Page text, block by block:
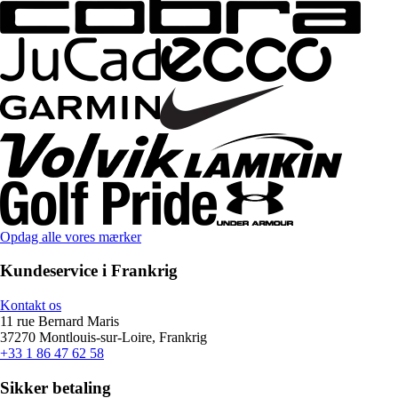
Opdag alle vores mærker
Kundeservice i Frankrig
Kontakt os
11 rue Bernard Maris
37270 Montlouis-sur-Loire, Frankrig
+33 1 86 47 62 58
Sikker betaling